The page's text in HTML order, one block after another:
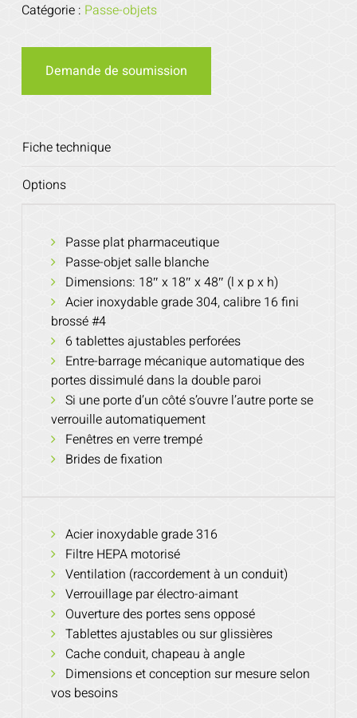
Catégorie : Passe-objets
Demande de soumission
Fiche technique
Options
Passe plat pharmaceutique
Passe-objet salle blanche
Dimensions: 18″ x 18″ x 48″ (l x p x h)
Acier inoxydable grade 304, calibre 16 fini
brossé #4
6 tablettes ajustables perforées
Entre-barrage mécanique automatique des
portes dissimulé dans la double paroi
Si une porte d’un côté s’ouvre l’autre porte se
verrouille automatiquement
Fenêtres en verre trempé
Brides de fixation
Acier inoxydable grade 316
Filtre HEPA motorisé
Ventilation (raccordement à un conduit)
Verrouillage par électro-aimant
Ouverture des portes sens opposé
Tablettes ajustables ou sur glissières
Cache conduit, chapeau à angle
Dimensions et conception sur mesure selon
vos besoins